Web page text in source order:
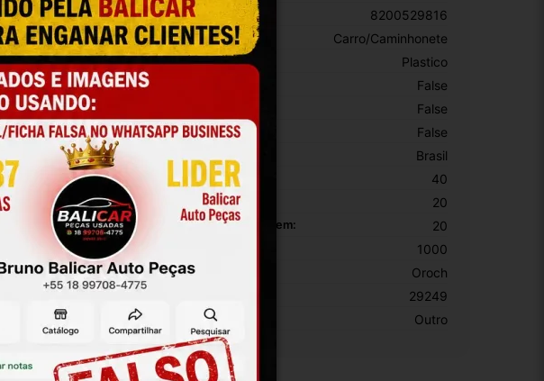
Número De Peça: 8200529816
Tipo De Veículo: Carro/Caminhonete
Material: Plastico
Com Porta-Luvas Central: False
False
Con Porta-Copos: False
Brasil
Altura Da Embalagem: 40
Largura Da Embalagem: 20
Comprimento Da Embalagem: 20
1000
Modelo: Oroch
29249
Motivo De GTIN Vacío: Outro